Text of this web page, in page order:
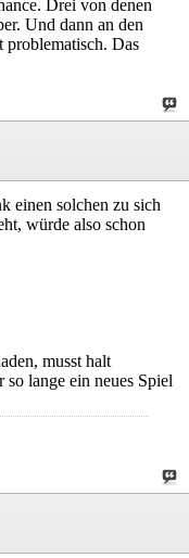
Drei von denen
Und dann an den
Das
einen solchen zu sich
würde also schon
musst halt
lange ein neues Spiel